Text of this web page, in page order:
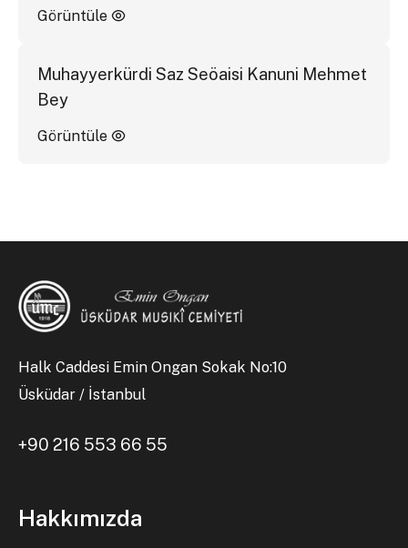
Görüntüle
Muhayyerkürdi Saz Seöaisi Kanuni Mehmet
Bey
Görüntüle
Halk Caddesi Emin Ongan Sokak No:10
Üsküdar / İstanbul
+90 216 553 66 55
Hakkımızda